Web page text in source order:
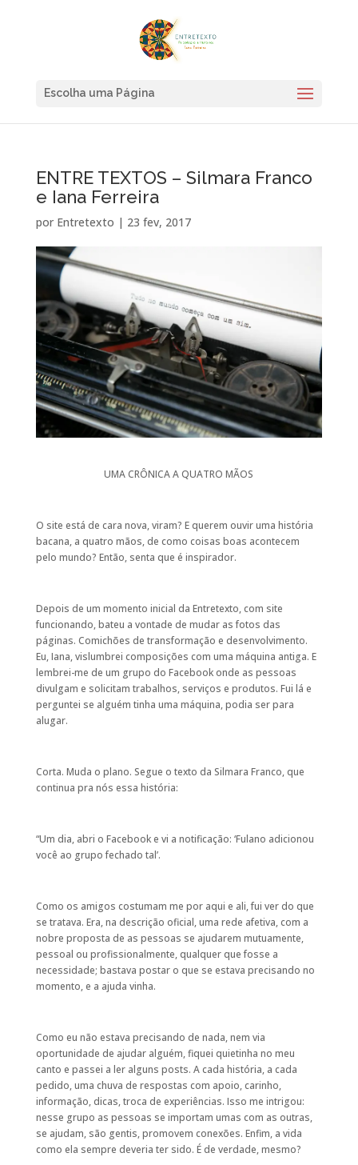
Escolha uma Página
ENTRE TEXTOS – Silmara Franco
e Iana Ferreira
por Entretexto | 23 fev, 2017
UMA CRÔNICA A QUATRO MÃOS
O site está de cara nova, viram? E querem ouvir uma história
bacana, a quatro mãos, de como coisas boas acontecem
pelo mundo? Então, senta que é inspirador.
Depois de um momento inicial da Entretexto, com site
funcionando, bateu a vontade de mudar as fotos das
páginas. Comichões de transformação e desenvolvimento.
Eu, Iana, vislumbrei composições com uma máquina antiga. E
lembrei-me de um grupo do Facebook onde as pessoas
divulgam e solicitam trabalhos, serviços e produtos. Fui lá e
perguntei se alguém tinha uma máquina, podia ser para
alugar.
Corta. Muda o plano. Segue o texto da Silmara Franco, que
continua pra nós essa história:
“Um dia, abri o Facebook e vi a notificação: ‘Fulano adicionou
você ao grupo fechado tal’.
Como os amigos costumam me por aqui e ali, fui ver do que
se tratava. Era, na descrição oficial, uma rede afetiva, com a
nobre proposta de as pessoas se ajudarem mutuamente,
pessoal ou profissionalmente, qualquer que fosse a
necessidade; bastava postar o que se estava precisando no
momento, e a ajuda vinha.
Como eu não estava precisando de nada, nem via
oportunidade de ajudar alguém, fiquei quietinha no meu
canto e passei a ler alguns posts. A cada história, a cada
pedido, uma chuva de respostas com apoio, carinho,
informação, dicas, troca de experiências. Isso me intrigou:
nesse grupo as pessoas se importam umas com as outras,
se ajudam, são gentis, promovem conexões. Enfim, a vida
como ela sempre deveria ter sido. É de verdade, mesmo?